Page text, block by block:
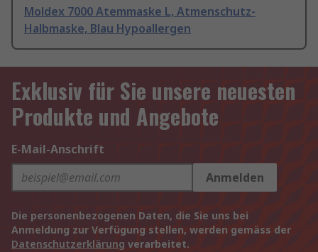
Moldex 7000 Atemmaske L, Atmenschutz-
Halbmaske, Blau Hypoallergen
Exklusiv für Sie unsere neuesten
Produkte und Angebote
E-Mail-Anschrift
Anmelden
Die personenbezogenen Daten, die Sie uns bei
Anmeldung zur Verfügung stellen, werden gemäss der
Datenschutzerklärung verarbeitet.